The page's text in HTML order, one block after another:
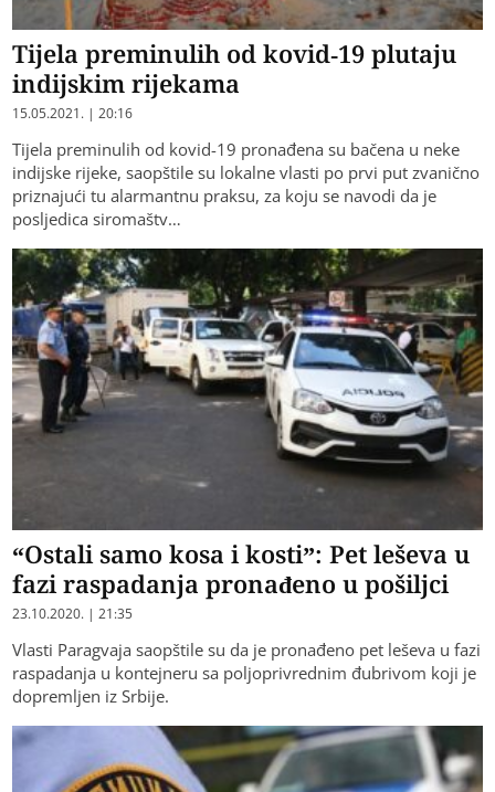
Tijela preminulih od kovid-19 plutaju
indijskim rijekama
15.05.2021. | 20:16
Tijela preminulih od kovid-19 pronađena su bačena u neke
indijske rijeke, saopštile su lokalne vlasti po prvi put zvanično
priznajući tu alarmantnu praksu, za koju se navodi da je
posljedica siromaštv…
“Ostali samo kosa i kosti”: Pet leševa u
fazi raspadanja pronađeno u pošiljci
23.10.2020. | 21:35
Vlasti Paragvaja saopštile su da je pronađeno pet leševa u fazi
raspadanja u kontejneru sa poljoprivrednim đubrivom koji je
dopremljen iz Srbije.